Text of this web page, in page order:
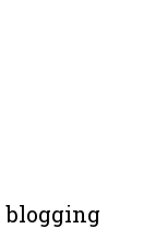
blogging